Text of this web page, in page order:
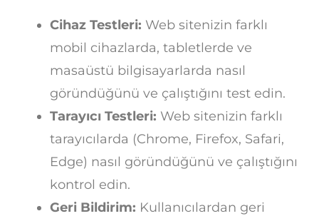
Cihaz Testleri: Web sitenizin farklı
mobil cihazlarda, tabletlerde ve
masaüstü bilgisayarlarda nasıl
göründüğünü ve çalıştığını test edin.
Tarayıcı Testleri: Web sitenizin farklı
tarayıcılarda (Chrome, Firefox, Safari,
Edge) nasıl göründüğünü ve çalıştığını
kontrol edin.
Geri Bildirim: Kullanıcılardan geri